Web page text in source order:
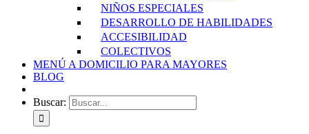
NIÑOS ESPECIALES
DESARROLLO DE HABILIDADES
ACCESIBILIDAD
COLECTIVOS
MENÚ A DOMICILIO PARA MAYORES
BLOG
Buscar: